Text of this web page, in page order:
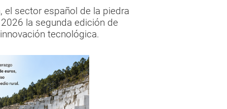
el sector español de la piedra
la segunda edición de
tecnológica.